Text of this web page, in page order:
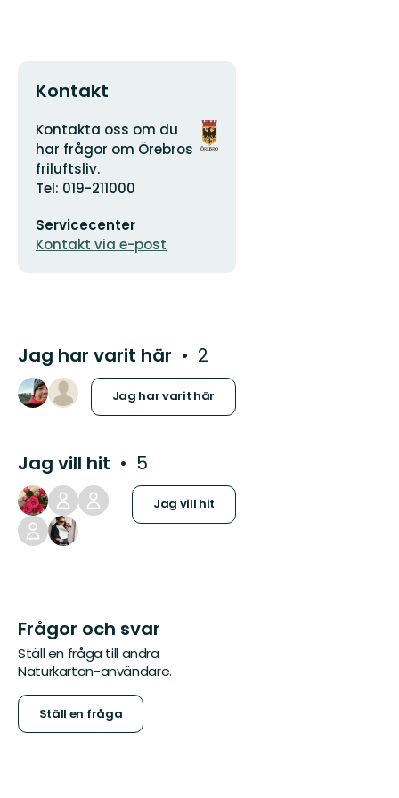
Kontakt
Adress
Kontakta oss om du
har frågor om Örebros
friluftsliv.
Tel: 019-211000
postadress
Servicecenter
Kontakt via e-post
Organisationens
logotyp
Jag har varit här 2
Jag har varit här
Jag vill hit 5
Jag vill hit
Frågor och svar
Ställ en fråga till andra
Naturkartan-användare.
Ställ en fråga